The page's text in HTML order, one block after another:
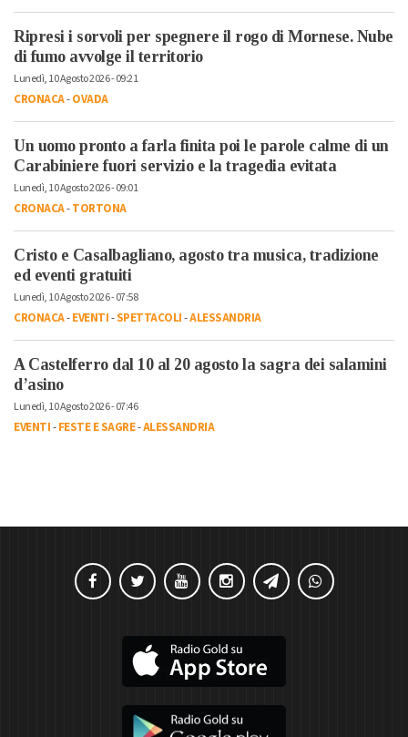
Ripresi i sorvoli per spegnere il rogo di Mornese. Nube
di fumo avvolge il territorio
Lunedì, 10 Agosto 2026 - 09:21
CRONACA-OVADA
Un uomo pronto a farla finita poi le parole calme di un
Carabiniere fuori servizio e la tragedia evitata
Lunedì, 10 Agosto 2026 - 09:01
CRONACA-TORTONA
Cristo e Casalbagliano, agosto tra musica, tradizione
ed eventi gratuiti
Lunedì, 10 Agosto 2026 - 07:58
CRONACA-EVENTI-SPETTACOLI-ALESSANDRIA
A Castelferro dal 10 al 20 agosto la sagra dei salamini
d’asino
Lunedì, 10 Agosto 2026 - 07:46
EVENTI-FESTE E SAGRE-ALESSANDRIA